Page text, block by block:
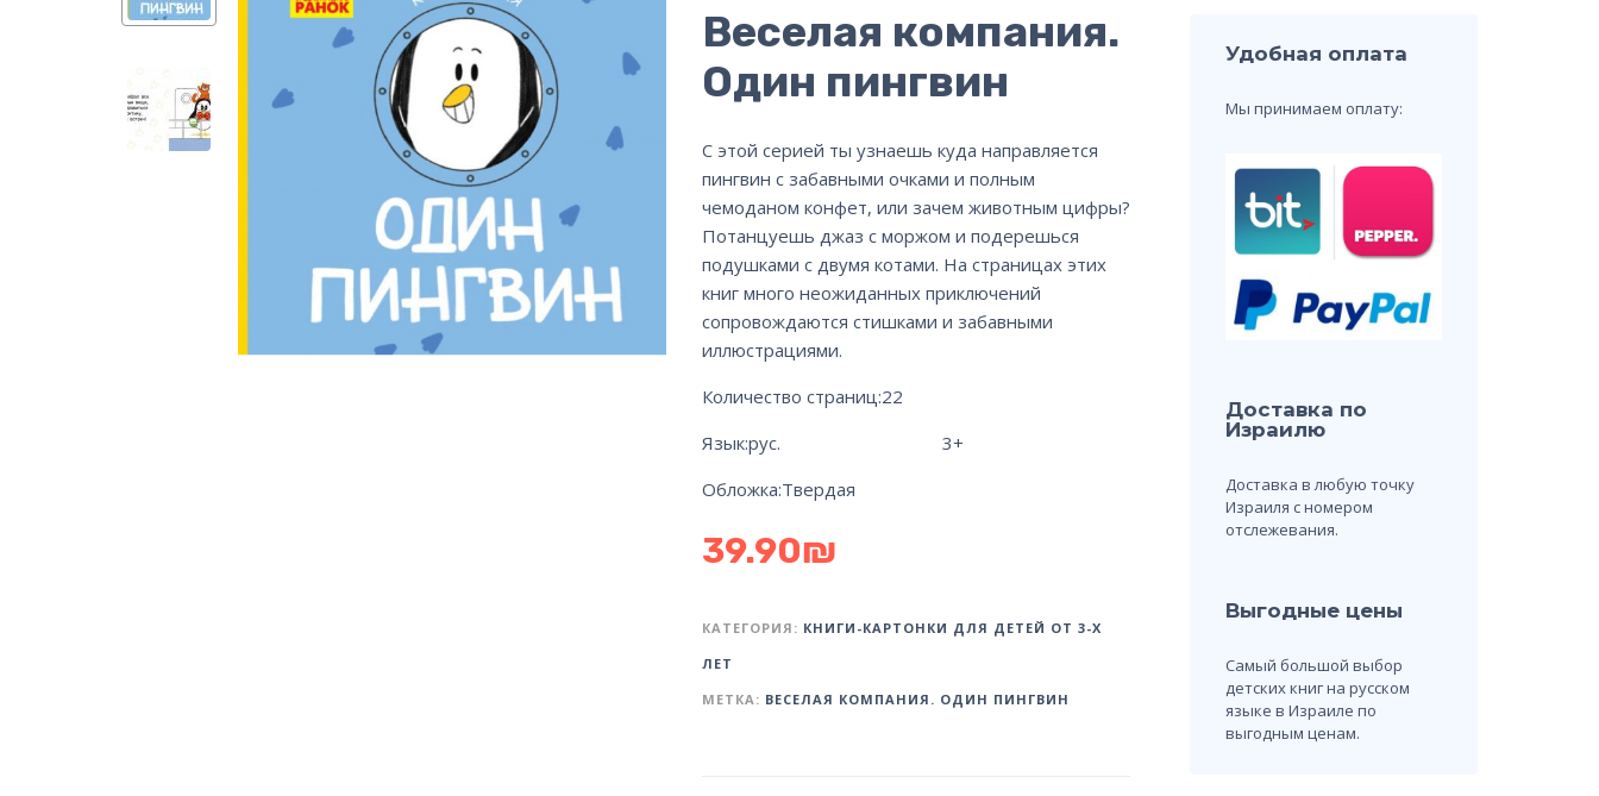
Веселая компания.
Один пингвин
С этой серией ты узнаешь куда направляется
пингвин с забавными очками и полным
чемоданом конфет, или зачем животным цифры?
Потанцуешь джаз с моржом и подерешься
подушками с двумя котами. На страницах этих
книг много неожиданных приключений
сопровождаются стишками и забавными
иллюстрациями.
Количество страниц:22
Язык:рус. 3+
Обложка:Твердая
39.90₪
КАТЕГОРИЯ: КНИГИ-КАРТОНКИ ДЛЯ ДЕТЕЙ ОТ 3-Х
ЛЕТ
МЕТКА: ВЕСЕЛАЯ КОМПАНИЯ. ОДИН ПИНГВИН
Удобная оплата
Мы принимаем оплату:
Доставка по
Израилю
Доставка в любую точку
Израиля с номером
отслежевания.
Выгодные цены
Самый большой выбор
детских книг на русском
языке в Израиле по
выгодным ценам.